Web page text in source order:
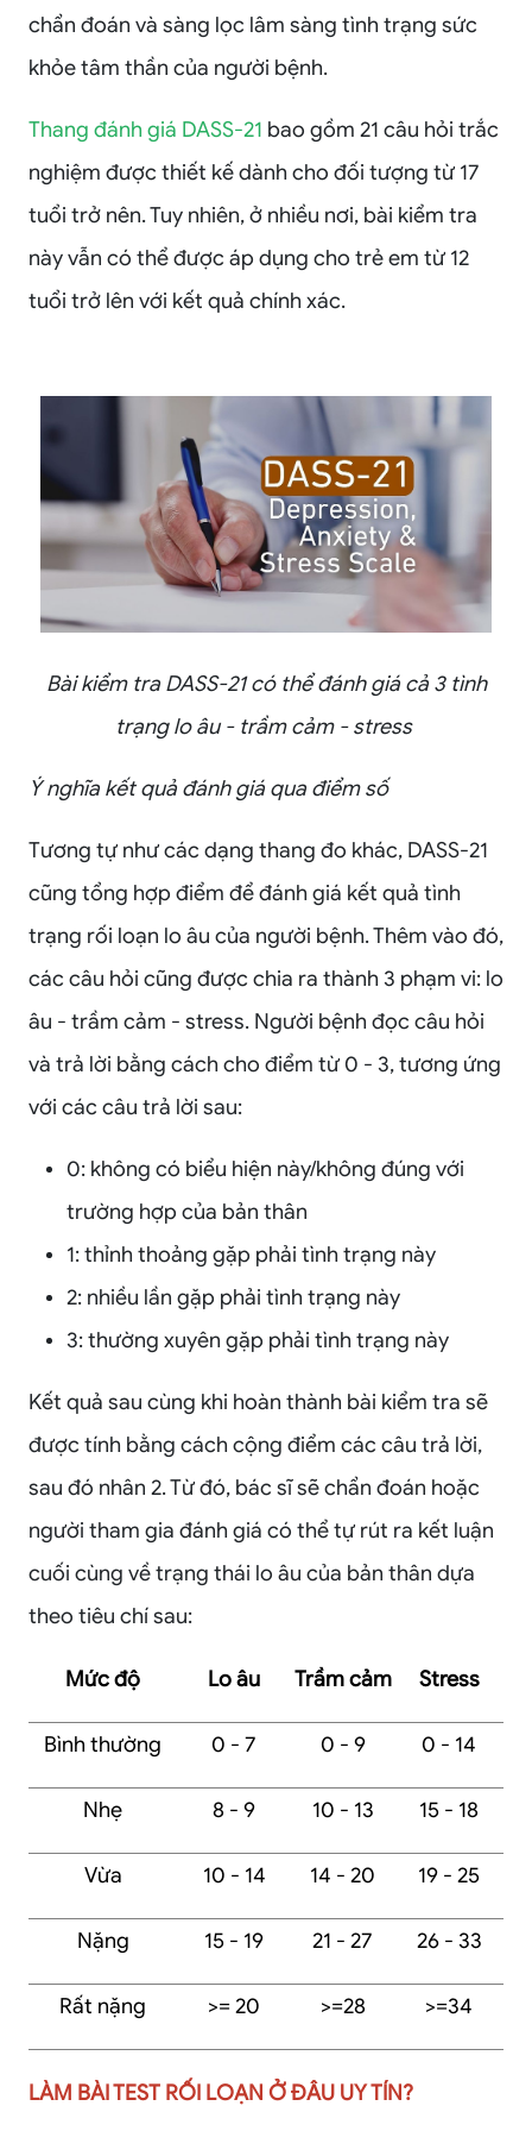
chẩn đoán và sàng lọc lâm sàng tình trạng sức
khỏe tâm thần của người bệnh.
Thang đánh giá DASS-21 bao gồm 21 câu hỏi trắc
nghiệm được thiết kế dành cho đối tượng từ 17
tuổi trở nên. Tuy nhiên, ở nhiều nơi, bài kiểm tra
này vẫn có thể được áp dụng cho trẻ em từ 12
tuổi trở lên với kết quả chính xác.
Bài kiểm tra DASS-21 có thể đánh giá cả 3 tình
trạng lo âu - trầm cảm - stress
Ý nghĩa kết quả đánh giá qua điểm số
Tương tự như các dạng thang đo khác, DASS-21
cũng tổng hợp điểm để đánh giá kết quả tình
trạng rối loạn lo âu của người bệnh. Thêm vào đó,
các câu hỏi cũng được chia ra thành 3 phạm vi: lo
âu - trầm cảm - stress. Người bệnh đọc câu hỏi
và trả lời bằng cách cho điểm từ 0 - 3, tương ứng
với các câu trả lời sau:
0: không có biểu hiện này/không đúng với
trường hợp của bản thân
1: thỉnh thoảng gặp phải tình trạng này
2: nhiều lần gặp phải tình trạng này
3: thường xuyên gặp phải tình trạng này
Kết quả sau cùng khi hoàn thành bài kiểm tra sẽ
được tính bằng cách cộng điểm các câu trả lời,
sau đó nhân 2. Từ đó, bác sĩ sẽ chẩn đoán hoặc
người tham gia đánh giá có thể tự rút ra kết luận
cuối cùng về trạng thái lo âu của bản thân dựa
theo tiêu chí sau:
Mức độ Lo âu Trầm cảm Stress
Bình thường 0 - 7 0 - 9 0 - 14
Nhẹ 8 - 9 10 - 13 15 - 18
Vừa 10 - 14 14 - 20 19 - 25
Nặng 15 - 19 21 - 27 26 - 33
Rất nặng >= 20 >=28 >=34
LÀM BÀI TEST RỐI LOẠN Ở ĐÂU UY TÍN?